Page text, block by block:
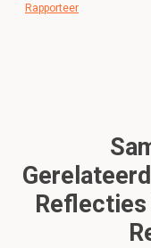
Rapporteer
Reflecties